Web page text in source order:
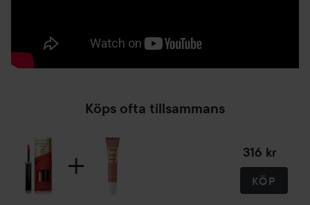
Tips från Max Factors makeupartist: skrubba läpparna innan
Köps ofta tillsammans
316 kr
KÖP